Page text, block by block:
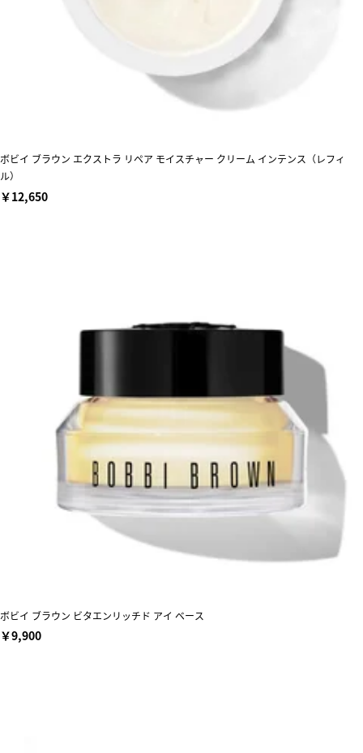
ボビイ ブラウン エクストラ リペア モイスチャー クリーム インテンス（レフィ
ル）
￥12,650
ボビイ ブラウン ビタエンリッチド アイ ベース
￥9,900